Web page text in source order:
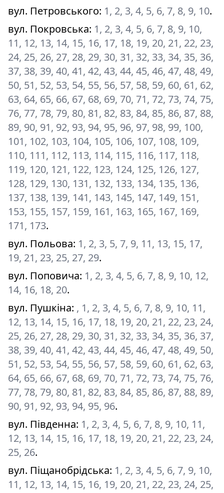
вул. Петровського: 1, 2, 3, 4, 5, 6, 7, 8, 9, 10.
вул. Покровська: 1, 2, 3, 4, 5, 6, 7, 8, 9, 10,
11, 12, 13, 14, 15, 16, 17, 18, 19, 20, 21, 22, 23,
24, 25, 26, 27, 28, 29, 30, 31, 32, 33, 34, 35, 36,
37, 38, 39, 40, 41, 42, 43, 44, 45, 46, 47, 48, 49,
50, 51, 52, 53, 54, 55, 56, 57, 58, 59, 60, 61, 62,
63, 64, 65, 66, 67, 68, 69, 70, 71, 72, 73, 74, 75,
76, 77, 78, 79, 80, 81, 82, 83, 84, 85, 86, 87, 88,
89, 90, 91, 92, 93, 94, 95, 96, 97, 98, 99, 100,
101, 102, 103, 104, 105, 106, 107, 108, 109,
110, 111, 112, 113, 114, 115, 116, 117, 118,
119, 120, 121, 122, 123, 124, 125, 126, 127,
128, 129, 130, 131, 132, 133, 134, 135, 136,
137, 138, 139, 141, 143, 145, 147, 149, 151,
153, 155, 157, 159, 161, 163, 165, 167, 169,
171, 173.
вул. Польова: 1, 2, 3, 5, 7, 9, 11, 13, 15, 17,
19, 21, 23, 25, 27, 29.
вул. Поповича: 1, 2, 3, 4, 5, 6, 7, 8, 9, 10, 12,
14, 16, 18, 20.
вул. Пушкіна: , 1, 2, 3, 4, 5, 6, 7, 8, 9, 10, 11,
12, 13, 14, 15, 16, 17, 18, 19, 20, 21, 22, 23, 24,
25, 26, 27, 28, 29, 30, 31, 32, 33, 34, 35, 36, 37,
38, 39, 40, 41, 42, 43, 44, 45, 46, 47, 48, 49, 50,
51, 52, 53, 54, 55, 56, 57, 58, 59, 60, 61, 62, 63,
64, 65, 66, 67, 68, 69, 70, 71, 72, 73, 74, 75, 76,
77, 78, 79, 80, 81, 82, 83, 84, 85, 86, 87, 88, 89,
90, 91, 92, 93, 94, 95, 96.
вул. Південна: 1, 2, 3, 4, 5, 6, 7, 8, 9, 10, 11,
12, 13, 14, 15, 16, 17, 18, 19, 20, 21, 22, 23, 24,
25, 26.
вул. Піщанобрідська: 1, 2, 3, 4, 5, 6, 7, 9, 10,
11, 12, 13, 14, 15, 16, 19, 20, 21, 22, 23, 24, 25,